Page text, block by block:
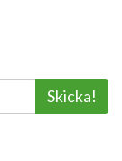
Skicka!